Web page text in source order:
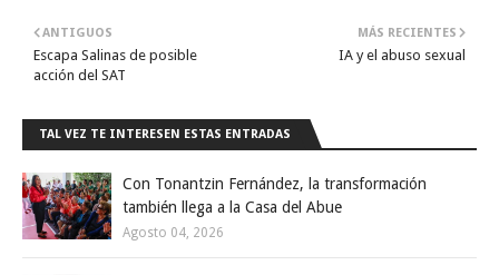
MÁS RECIENTES
IA y el abuso sexual
ANTIGUOS
Escapa Salinas de posible
acción del SAT
TAL VEZ TE INTERESEN ESTAS ENTRADAS
Con Tonantzin Fernández, la transformación
también llega a la Casa del Abue
Agosto 04, 2026